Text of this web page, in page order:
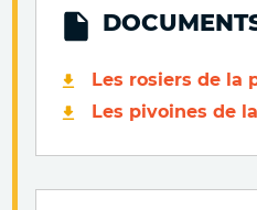
Les rosiers de la
Les pivoines de